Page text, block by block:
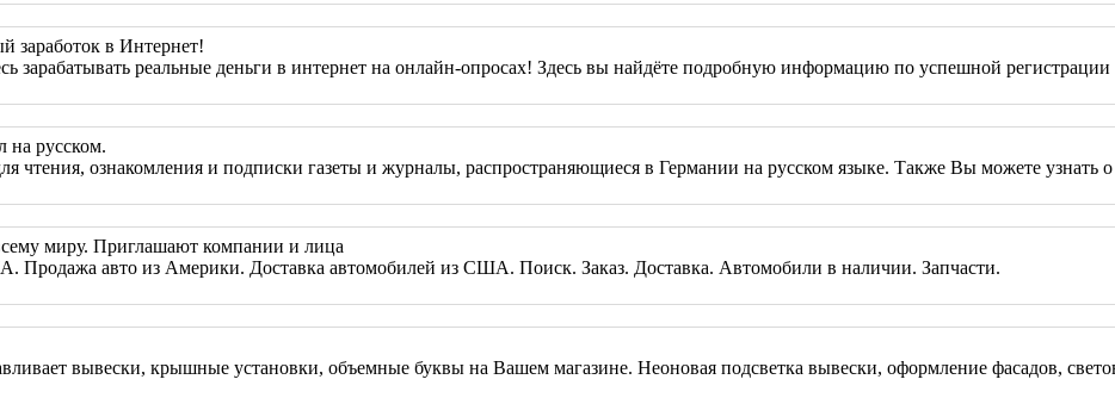
заработок в Интернет!
зарабатывать реальные деньги в интернет на онлайн-опросах! Здесь вы найдёте подробную информацию по успешной
на русском.
чтения, ознакомления и подписки газеты и журналы, распространяющиеся в Германии на русском языке. Также Вы можете
миру. Приглашают компании и лица
авто из Америки. Доставка автомобилей из США. Поиск. Заказ. Доставка. Автомобили в наличии. Запчасти.
вывески, крышные установки, объемные буквы на Вашем магазине. Неоновая подсветка вывески, оформление фасадов,